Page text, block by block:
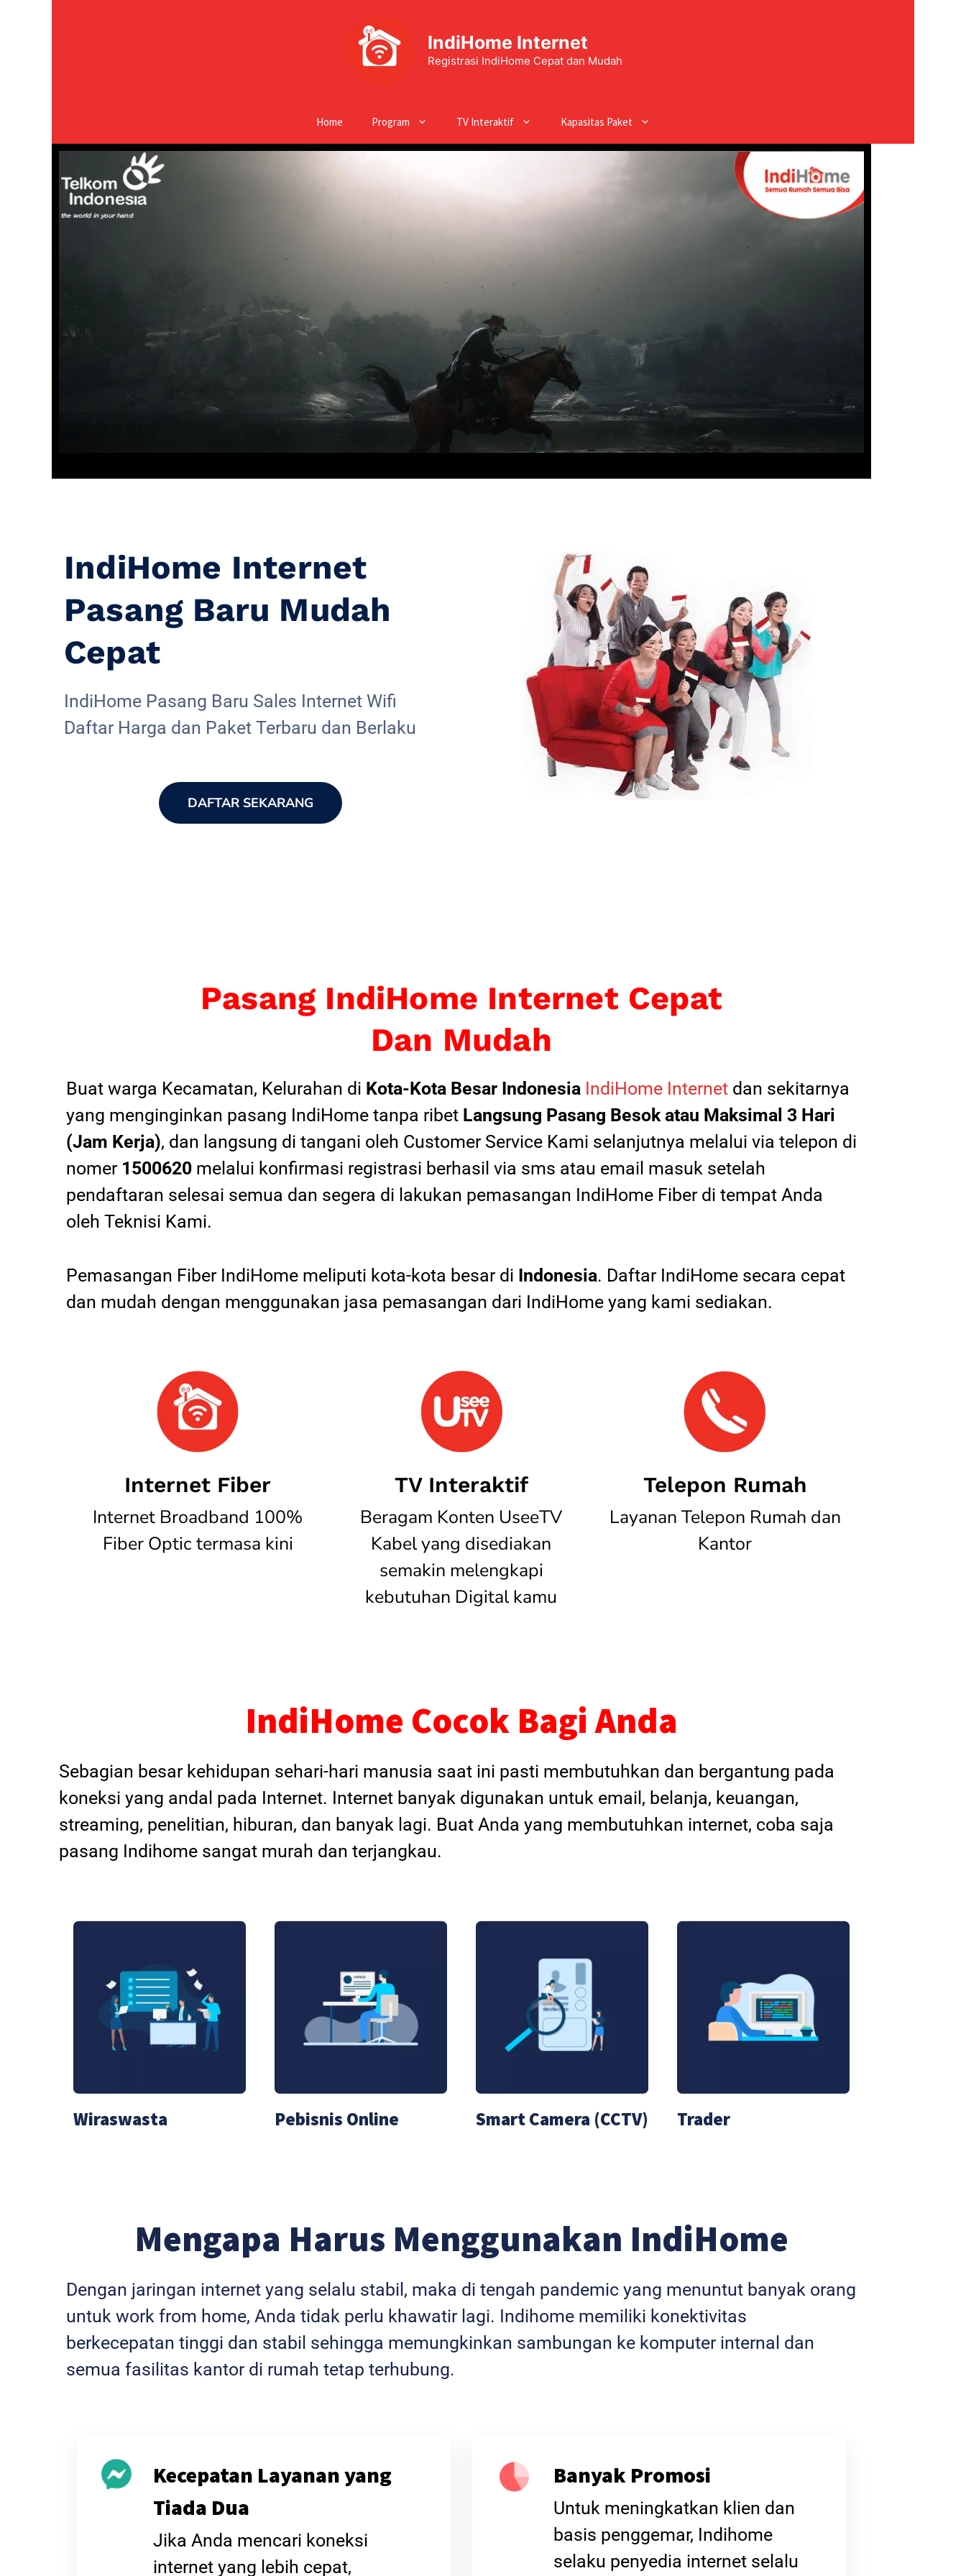
IndiHome Internet
Registrasi IndiHome Cepat dan Mudah
Home Program TV Interaktif Kapasitas Paket
IndiHome Internet
Pasang Baru Mudah
Cepat
IndiHome Pasang Baru Sales Internet Wifi
Daftar Harga dan Paket Terbaru dan Berlaku
DAFTAR SEKARANG
Pasang IndiHome Internet Cepat
Dan Mudah
Buat warga Kecamatan, Kelurahan di Kota-Kota Besar Indonesia IndiHome Internet dan sekitarnya
yang menginginkan pasang IndiHome tanpa ribet Langsung Pasang Besok atau Maksimal 3 Hari
(Jam Kerja), dan langsung di tangani oleh Customer Service Kami selanjutnya melalui via telepon di
nomer 1500620 melalui konfirmasi registrasi berhasil via sms atau email masuk setelah
pendaftaran selesai semua dan segera di lakukan pemasangan IndiHome Fiber di tempat Anda
oleh Teknisi Kami.
Pemasangan Fiber IndiHome meliputi kota-kota besar di Indonesia. Daftar IndiHome secara cepat
dan mudah dengan menggunakan jasa pemasangan dari IndiHome yang kami sediakan.
Internet Fiber
Internet Broadband 100%
Fiber Optic termasa kini
TV Interaktif
Beragam Konten UseeTV
Kabel yang disediakan
semakin melengkapi
kebutuhan Digital kamu
Telepon Rumah
Layanan Telepon Rumah dan
Kantor
IndiHome Cocok Bagi Anda
Sebagian besar kehidupan sehari-hari manusia saat ini pasti membutuhkan dan bergantung pada
koneksi yang andal pada Internet. Internet banyak digunakan untuk email, belanja, keuangan,
streaming, penelitian, hiburan, dan banyak lagi. Buat Anda yang membutuhkan internet, coba saja
pasang Indihome sangat murah dan terjangkau.
Wiraswasta Pebisnis Online Smart Camera (CCTV) Trader
Mengapa Harus Menggunakan IndiHome
Dengan jaringan internet yang selalu stabil, maka di tengah pandemic yang menuntut banyak orang
untuk work from home, Anda tidak perlu khawatir lagi. Indihome memiliki konektivitas
berkecepatan tinggi dan stabil sehingga memungkinkan sambungan ke komputer internal dan
semua fasilitas kantor di rumah tetap terhubung.
Kecepatan Layanan yang
Tiada Dua
Jika Anda mencari koneksi
internet yang lebih cepat,
Banyak Promosi
Untuk meningkatkan klien dan
basis penggemar, Indihome
selaku penyedia internet selalu